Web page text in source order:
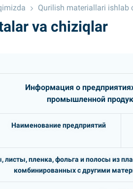
Qurilish materiallari ishlab
va chiziqlar
Информация о
промышленной
Наименование предприятий
листы, пленка, фольга и полосы из
комбинированных с другими